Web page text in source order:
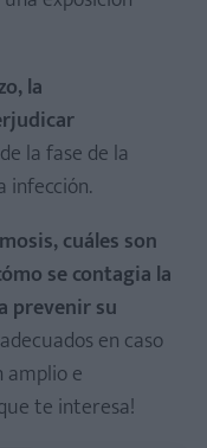
la
la fase de la
infección.
cuáles son
se contagia la
prevenir su
en caso
amplio e
te interesa!